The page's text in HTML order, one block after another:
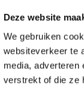
Deze website
We gebruiken
websiteverkeer te
media, adverteren
verstrekt of die ze